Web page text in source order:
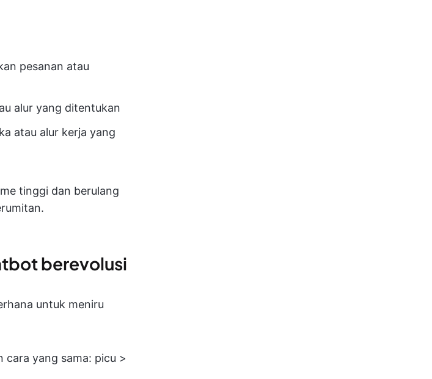
pesanan atau
alur yang ditentukan
atau alur kerja yang
tinggi dan berulang
berevolusi
untuk meniru
cara yang sama: picu >